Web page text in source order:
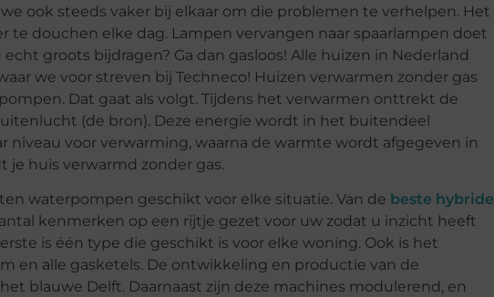
ook steeds vaker bij elkaar om die problemen te verhelpen. Het
te douchen elke dag. Lampen vervangen naar spaarlampen doet
groots bijdragen? Ga dan gasloos! Alle huizen in Nederland
we voor streven bij Techneco! Huizen verwarmen zonder gas
Dat gaat als volgt. Tijdens het verwarmen onttrekt de
(de bron). Deze energie wordt in het buitendeel
niveau voor verwarming, waarna de warmte wordt afgegeven in
je huis verwarmd zonder gas.
waterpompen geschikt voor elke situatie. Van de beste hybride
kenmerken op een rijtje gezet voor uw zodat u inzicht heeft
is één type die geschikt is voor elke woning. Ook is het
en alle gasketels. De ontwikkeling en productie van de
blauwe Delft. Daarnaast zijn deze machines modulerend, en